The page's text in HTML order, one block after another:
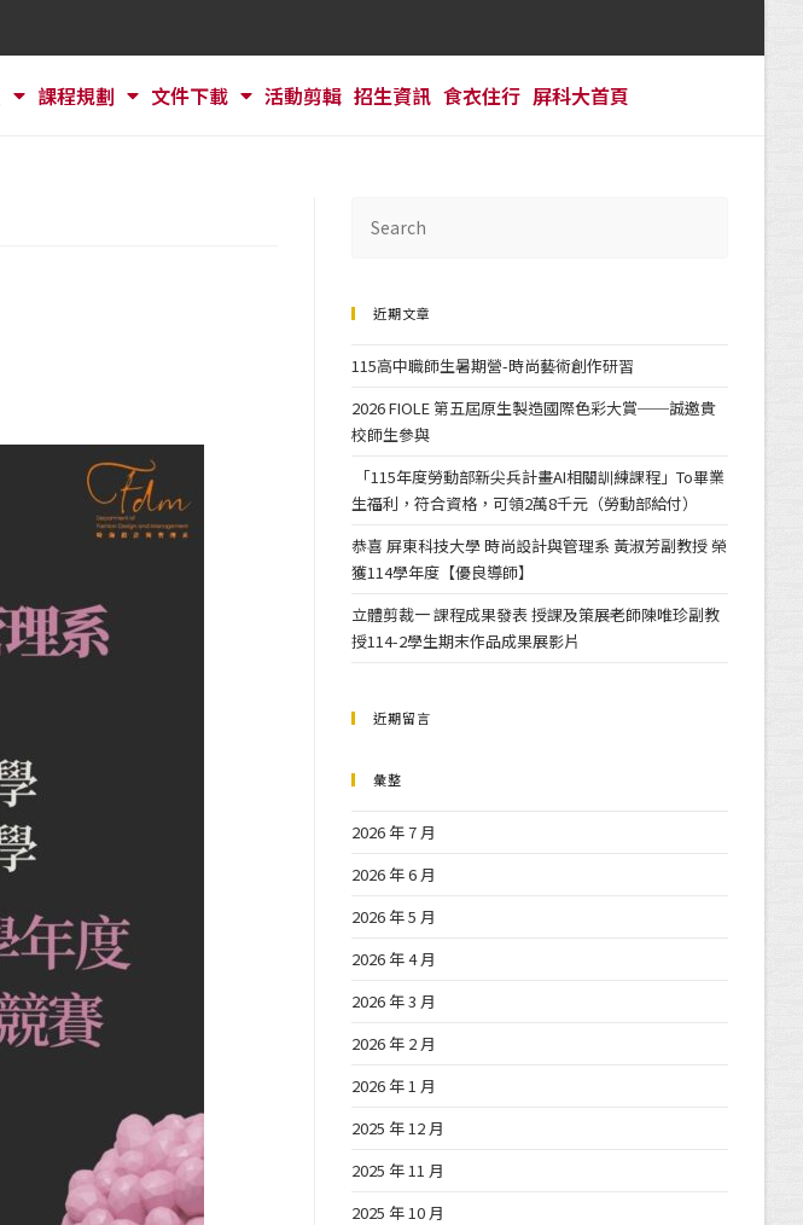
課程規劃 文件下載 活動剪輯 招生資訊 食衣住行 屏科大首頁
近期文章
115高中職師生暑期營-時尚藝術創作研習
2026 FIOLE 第五屆原生製造國際色彩大賞──誠邀貴
校師生參與
「115年度勞動部新尖兵計畫AI相關訓練課程」To畢業
生福利，符合資格，可領2萬8千元（勞動部給付）
恭喜 屏東科技大學 時尚設計與管理系 黃淑芳副教授 榮
獲114學年度【優良導師】
立體剪裁一 課程成果發表 授課及策展老師陳唯珍副教
授114-2學生期末作品成果展影片
近期留言
彙整
2026 年 7 月
2026 年 6 月
2026 年 5 月
2026 年 4 月
2026 年 3 月
2026 年 2 月
2026 年 1 月
2025 年 12 月
2025 年 11 月
2025 年 10 月